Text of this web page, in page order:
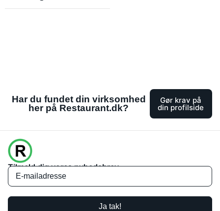
Har du fundet din virksomhed
her på Restaurant.dk?
Gør krav på
din profilside
Tilmeld dig vores nyhedsbrev
Ja tak!